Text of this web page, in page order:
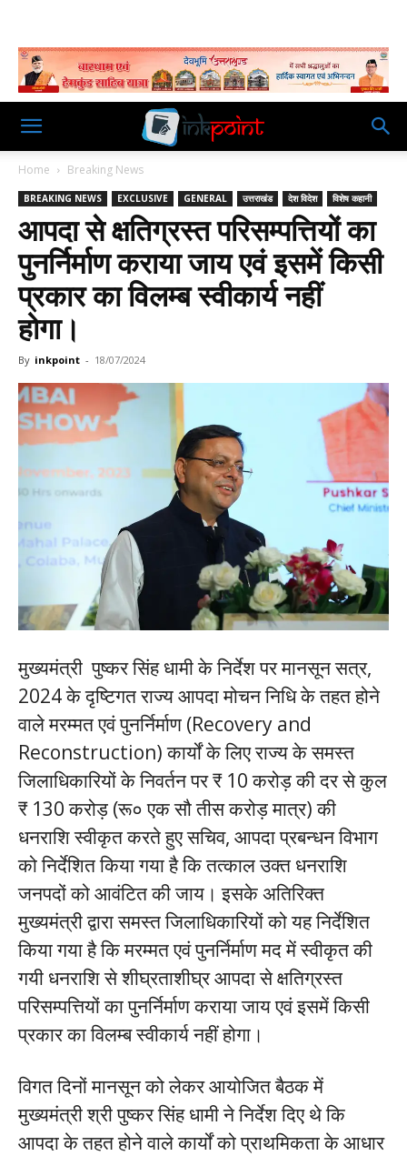
Home Breaking News
BREAKING NEWS EXCLUSIVE GENERAL उत्तराखंड देश विदेश विशेष कहानी
आपदा से क्षतिग्रस्त परिसम्पत्तियों का
पुनर्निर्माण कराया जाय एवं इसमें किसी
प्रकार का विलम्ब स्वीकार्य नहीं
होगा।
By inkpoint - 18/07/2024
मुख्यमंत्री पुष्कर सिंह धामी के निर्देश पर मानसून सत्र,
2024 के दृष्टिगत राज्य आपदा मोचन निधि के तहत होने
वाले मरम्मत एवं पुनर्निर्माण (Recovery and
Reconstruction) कार्यों के लिए राज्य के समस्त
जिलाधिकारियों के निवर्तन पर ₹ 10 करोड़ की दर से कुल
₹ 130 करोड़ (रू० एक सौ तीस करोड़ मात्र) की
धनराशि स्वीकृत करते हुए सचिव, आपदा प्रबन्धन विभाग
को निर्देशित किया गया है कि तत्काल उक्त धनराशि
जनपदों को आवंटित की जाय। इसके अतिरिक्त
मुख्यमंत्री द्वारा समस्त जिलाधिकारियों को यह निर्देशित
किया गया है कि मरम्मत एवं पुनर्निर्माण मद में स्वीकृत की
गयी धनराशि से शीघ्रताशीघ्र आपदा से क्षतिग्रस्त
परिसम्पत्तियों का पुनर्निर्माण कराया जाय एवं इसमें किसी
प्रकार का विलम्ब स्वीकार्य नहीं होगा।
विगत दिनों मानसून को लेकर आयोजित बैठक में
मुख्यमंत्री श्री पुष्कर सिंह धामी ने निर्देश दिए थे कि
आपदा के तहत होने वाले कार्यों को प्राथमिकता के आधार